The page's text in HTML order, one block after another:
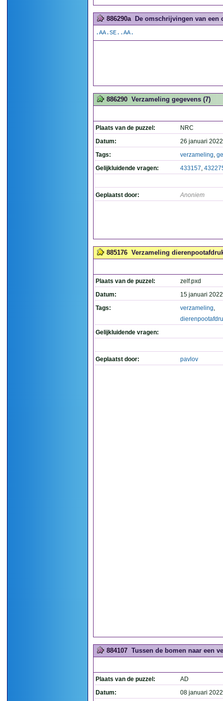
886290a De omschrijvingen van een
.AA.SE..AA.
886290 Verzameling gegevens (7)
Plaats van de puzzel:
NRC
Datum:
26 januari
Tags:
verzameling,
Gelijkluidende vragen:
433157,
Geplaatst door: Anoniem
885176 Verzameling
Plaats van de puzzel:
zelf.pxd
Datum:
15 januari
Tags:
verzameling,
Gelijkluidende vragen:
Geplaatst door: pavlov
884107 Tussen de bomen naar een
Plaats van de puzzel:
AD
Datum:
08 januari